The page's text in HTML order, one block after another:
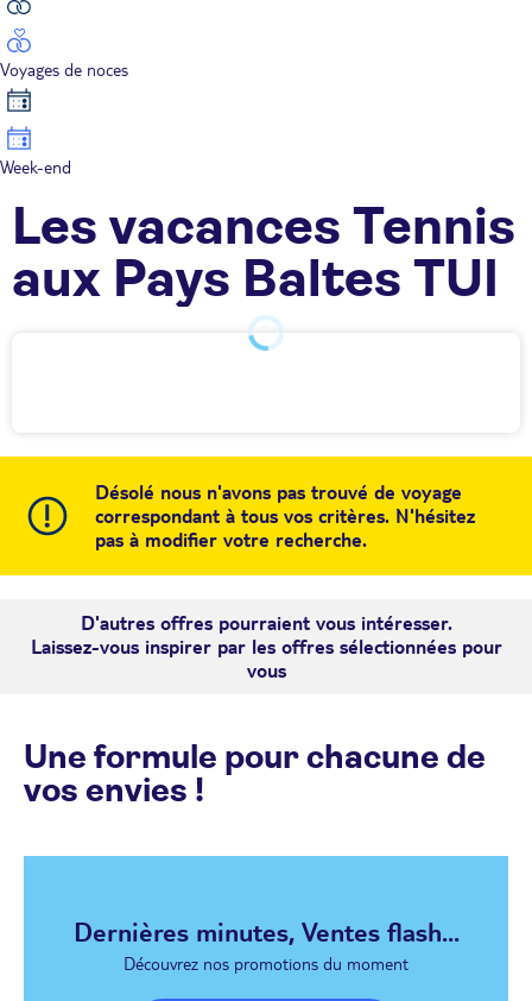
Voyages de noces
Week-end
Les vacances Tennis
aux Pays Baltes TUI
Désolé nous n'avons pas trouvé de voyage
correspondant à tous vos critères. N'hésitez
pas à modifier votre recherche.
D'autres offres pourraient vous intéresser.
Laissez-vous inspirer par les offres sélectionnées pour
vous
Une formule pour chacune de
vos envies !
Dernières minutes, Ventes flash...
Découvrez nos promotions du moment